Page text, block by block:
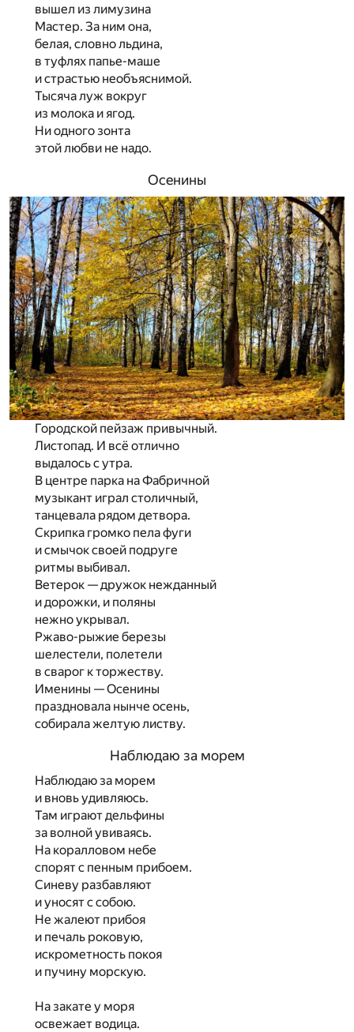
вышел из лимузина
Мастер. За ним она,
белая, словно льдина,
в туфлях папье-маше
и страстью необъяснимой.
Тысяча луж вокруг
из молока и ягод.
Ни одного зонта
этой любви не надо.
Осенины
Городской пейзаж привычный.
Листопад. И всё отлично
выдалось с утра.
В центре парка на Фабричной
музыкант играл столичный,
танцевала рядом детвора.
Скрипка громко пела фуги
и смычок своей подруге
ритмы выбивал.
Ветерок — дружок нежданный
и дорожки, и поляны
нежно укрывал.
Ржаво-рыжие березы
шелестели, полетели
в сварог к торжеству.
Именины — Осенины
праздновала нынче осень,
собирала желтую листву.
Наблюдаю за морем
Наблюдаю за морем
и вновь удивляюсь.
Там играют дельфины
за волной увиваясь.
На коралловом небе
спорят с пенным прибоем.
Синеву разбавляют
и уносят с собою.
Не жалеют прибоя
и печаль роковую,
искрометность покоя
и пучину морскую.
На закате у моря
освежает водица.